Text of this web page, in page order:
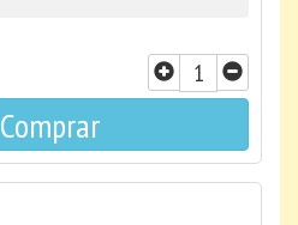
Comprar